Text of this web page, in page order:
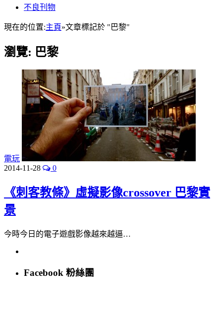
不良刊物
現在的位置:主頁»文章標記於 "巴黎"
瀏覽: 巴黎
電玩
2014-11-28
0
《刺客教條》虛擬影像crossover 巴黎實
景
今時今日的電子遊戲影像越來越逼…
Facebook 粉絲團